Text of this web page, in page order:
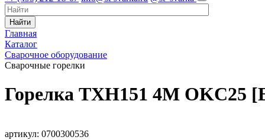
Найти
Главная
Каталог
Сварочное оборудование
Сварочные горелки
Горелка TXH151 4M OKC25
артикул: 0700300536